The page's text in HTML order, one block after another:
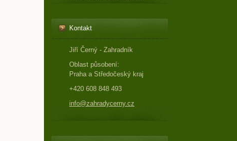
Kontakt
Jiří Černý - Zahradník
Oblast působení:
Praha a Středočeský kraj
+420 608 848 493
info@zahradycerny.cz